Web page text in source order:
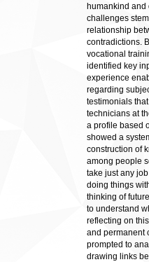
humankind and
challenges
relationship
contradictions.
vocational
identified key
experience
regarding
testimonials
technicians at
a profile based
showed a
construction of
among people
take just any
doing things
thinking of
to understand
reflecting on
and permanent
prompted to
drawing links